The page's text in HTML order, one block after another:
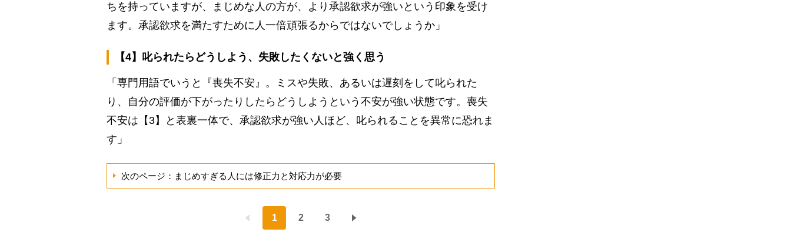
ちを持っていますが、まじめな人の方が、より承認欲求が強いという印象を受け
ます。承認欲求を満たすために人一倍頑張るからではないでしょうか」
【4】叱られたらどうしよう、失敗したくないと強く思う
「専門用語でいうと『喪失不安』。ミスや失敗、あるいは遅刻をして叱られた
り、自分の評価が下がったりしたらどうしようという不安が強い状態です。喪失
不安は【3】と表裏一体で、承認欲求が強い人ほど、叱られることを異常に恐れま
す」
次のページ：まじめすぎる人には修正力と対応力が必要
1 2 3